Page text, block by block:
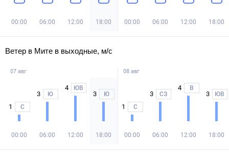
00:00 06:00 12:00 18:00 00:00 06:00 12:00 18:00
Ветер в Мите в выходные, м/с
07 авг
1 С
00:00
3 Ю
06:00
4 ЮВ
12:00
3 Ю
18:00
08 авг
1 С
00:00
3 СЗ
06:00
4 В
12:00
3 ЮВ
18:00